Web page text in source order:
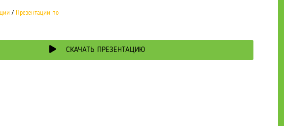
/ Презентации по
СКАЧАТЬ ПРЕЗЕНТАЦИЮ